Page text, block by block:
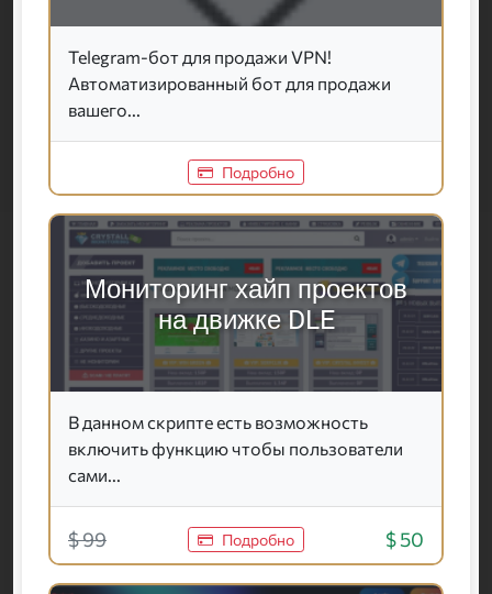
Telegram-бот для продажи VPN!
Автоматизированный бот для продажи
вашего...
Подробно
Мониторинг хайп проектов
на движке DLE
В данном скрипте есть возможность
включить функцию чтобы пользователи
сами...
$ 99 Подробно $ 50